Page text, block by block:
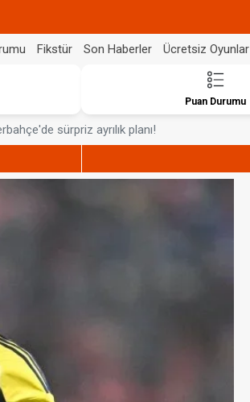
Fikstür Son Haberler Ücretsiz Oyunlar
Puan Durumu
sürpriz ayrılık planı!